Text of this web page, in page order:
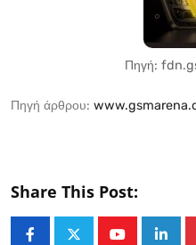
Πηγή:
Πηγή άρθρου:
Share This Post: